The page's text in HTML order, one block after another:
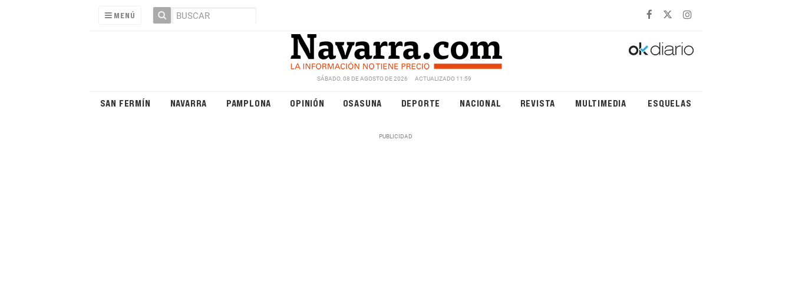
MENÚ
SÁBADO, 08 DE AGOSTO DE 2026 ACTUALIZADO 11:59
SAN FERMÍN NAVARRA PAMPLONA OPINIÓN OSASUNA DEPORTE NACIONAL REVISTA MULTIMEDIA ESQUELAS